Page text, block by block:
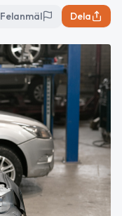
Felanmäl Dela